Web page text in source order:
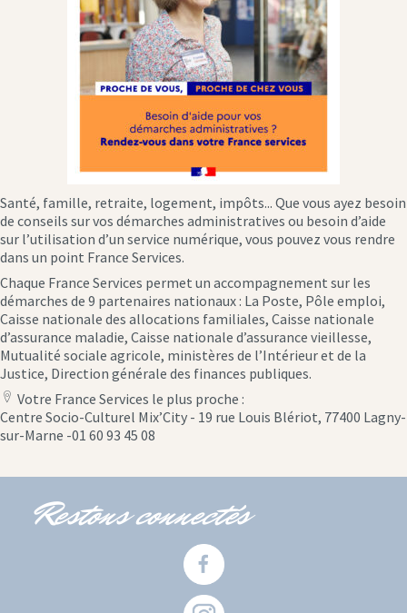
Santé, famille, retraite, logement, impôts... Que vous ayez besoin
de conseils sur vos démarches administratives ou besoin d’aide
sur l’utilisation d’un service numérique, vous pouvez vous rendre
dans un point France Services.
Chaque France Services permet un accompagnement sur les
démarches de 9 partenaires nationaux : La Poste, Pôle emploi,
Caisse nationale des allocations familiales, Caisse nationale
d’assurance maladie, Caisse nationale d’assurance vieillesse,
Mutualité sociale agricole, ministères de l’Intérieur et de la
Justice, Direction générale des finances publiques.
location
icon
Votre France Services le plus proche :
Centre Socio-Culturel Mix’City - 19 rue Louis Blériot, 77400 Lagny-
sur-Marne -01 60 93 45 08
Restons connectés